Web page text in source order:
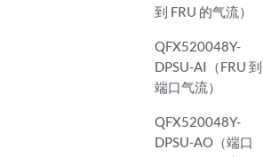
到 FRU 的气流）
QFX520048Y-
DPSU-AI（FRU 到
端口气流）
QFX520048Y-
DPSU-AO（端口